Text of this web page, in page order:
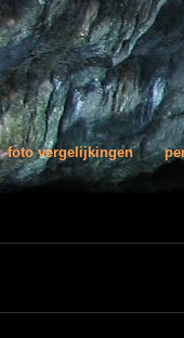
foto vergelijkingen